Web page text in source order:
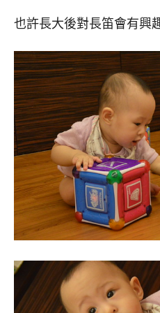
也許長大後對長笛會有興